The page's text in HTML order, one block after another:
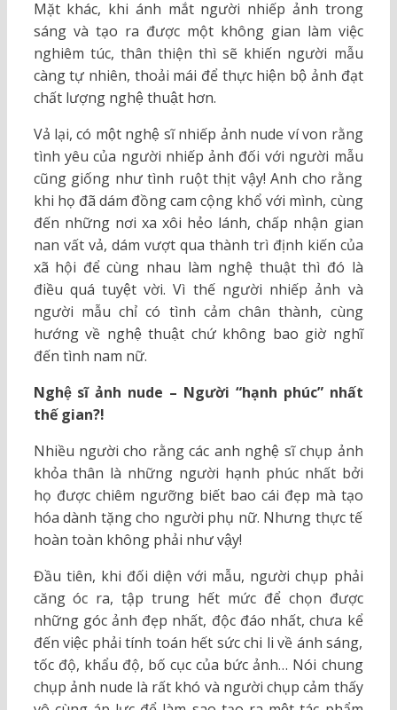
Mặt khác, khi ánh mắt người nhiếp ảnh trong
sáng và tạo ra được một không gian làm việc
nghiêm túc, thân thiện thì sẽ khiến người mẫu
càng tự nhiên, thoải mái để thực hiện bộ ảnh đạt
chất lượng nghệ thuật hơn.
Vả lại, có một nghệ sĩ nhiếp ảnh nude ví von rằng
tình yêu của người nhiếp ảnh đối với người mẫu
cũng giống như tình ruột thịt vậy! Anh cho rằng
khi họ đã dám đồng cam cộng khổ với mình, cùng
đến những nơi xa xôi hẻo lánh, chấp nhận gian
nan vất vả, dám vượt qua thành trì định kiến của
xã hội để cùng nhau làm nghệ thuật thì đó là
điều quá tuyệt vời. Vì thế người nhiếp ảnh và
người mẫu chỉ có tình cảm chân thành, cùng
hướng về nghệ thuật chứ không bao giờ nghĩ
đến tình nam nữ.
Nghệ sĩ ảnh nude – Người “hạnh phúc” nhất
thế gian?!
Nhiều người cho rằng các anh nghệ sĩ chụp ảnh
khỏa thân là những người hạnh phúc nhất bởi
họ được chiêm ngưỡng biết bao cái đẹp mà tạo
hóa dành tặng cho người phụ nữ. Nhưng thực tế
hoàn toàn không phải như vậy!
Đầu tiên, khi đối diện với mẫu, người chụp phải
căng óc ra, tập trung hết mức để chọn được
những góc ảnh đẹp nhất, độc đáo nhất, chưa kể
đến việc phải tính toán hết sức chi li về ánh sáng,
tốc độ, khẩu độ, bố cục của bức ảnh… Nói chung
chụp ảnh nude là rất khó và người chụp cảm thấy